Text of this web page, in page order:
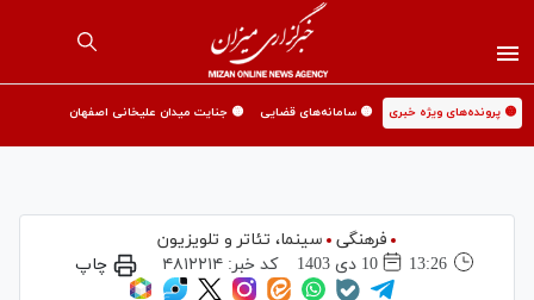
🟡 پرونده‌های ویژه خبری 🟡 سامانه‌های قضایی 🟡 جنایت میدان علیخانی اصفهان
فرهنگی
سینما،‌ تئاتر و تلویزیون
13:26
10 دی 1403 کد خبر: ۴۸۱۲۲۱۴ چاپ